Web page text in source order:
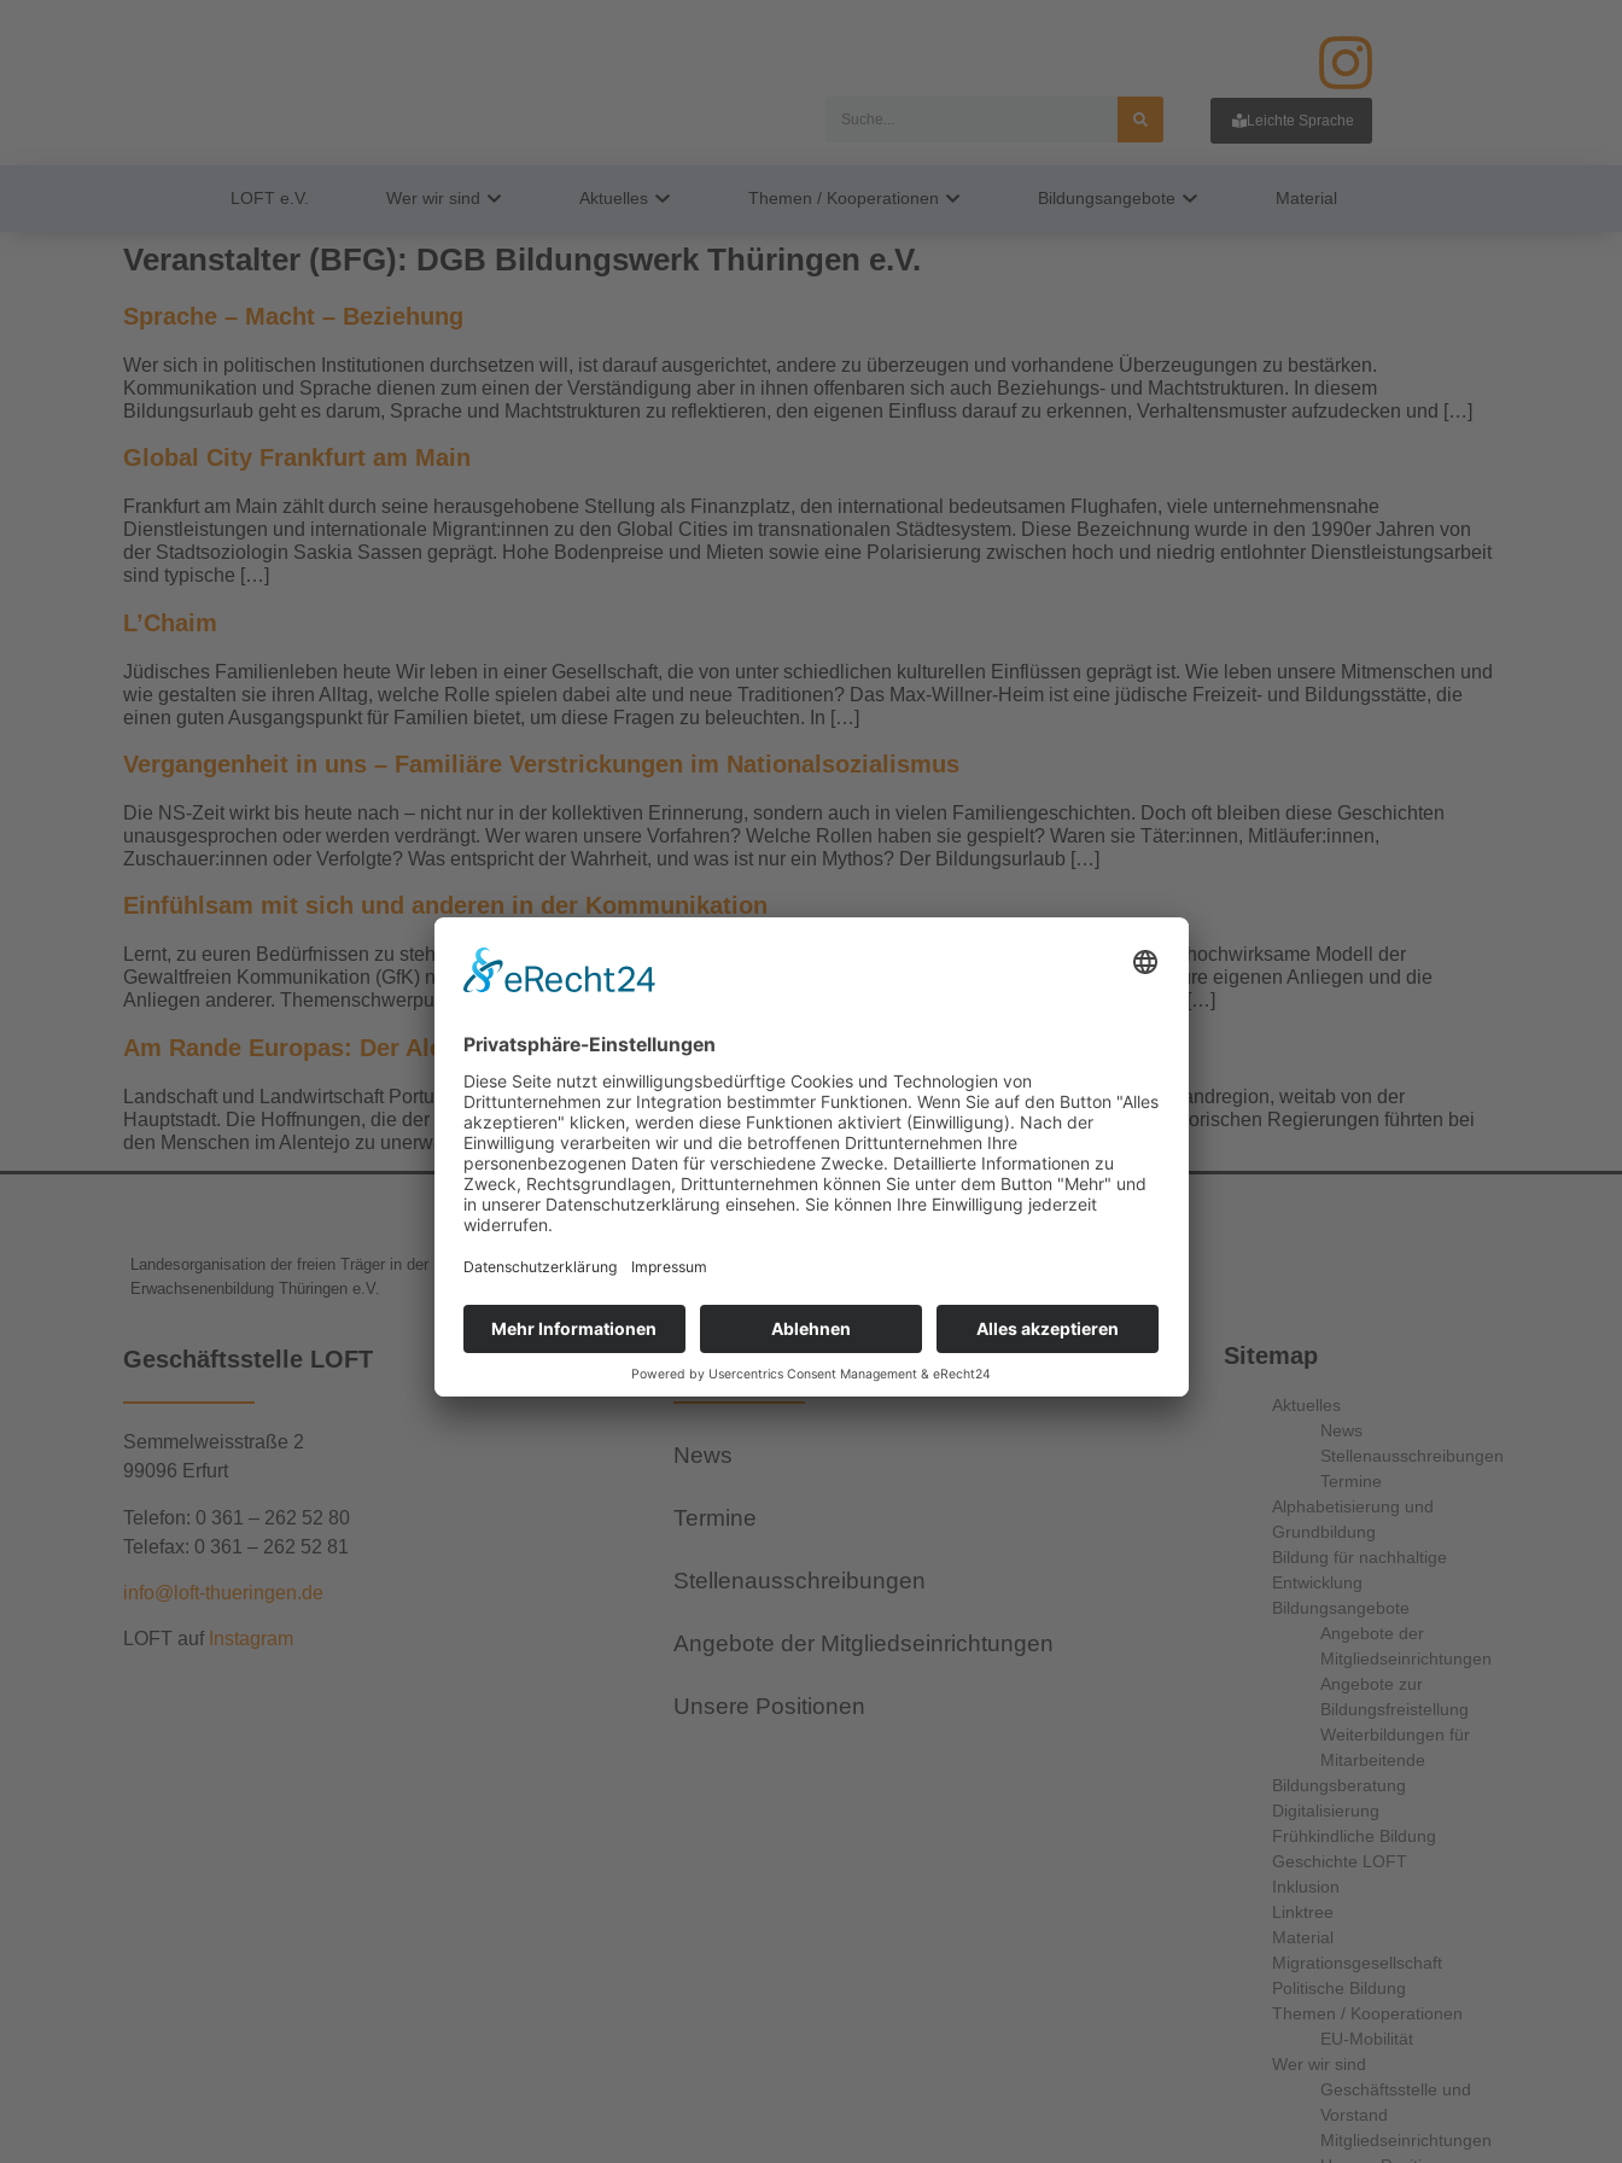
Leichte Sprache
LOFT e.V. Wer wir sind Aktuelles Themen / Kooperationen Bildungsangebote Material
Veranstalter (BFG): DGB Bildungswerk Thüringen e.V.
Sprache – Macht – Beziehung
Wer sich in politischen Institutionen durchsetzen will, ist darauf ausgerichtet, andere zu überzeugen und vorhandene Überzeugungen zu bestärken.
Kommunikation und Sprache dienen zum einen der Verständigung aber in ihnen offenbaren sich auch Beziehungs- und Machtstrukturen. In diesem
Bildungsurlaub geht es darum, Sprache und Machtstrukturen zu reflektieren, den eigenen Einfluss darauf zu erkennen, Verhaltensmuster aufzudecken und […]
Global City Frankfurt am Main
Frankfurt am Main zählt durch seine herausgehobene Stellung als Finanzplatz, den international bedeutsamen Flughafen, viele unternehmensnahe
Dienstleistungen und internationale Migrant:innen zu den Global Cities im transnationalen Städtesystem. Diese Bezeichnung wurde in den 1990er Jahren von
der Stadtsoziologin Saskia Sassen geprägt. Hohe Bodenpreise und Mieten sowie eine Polarisierung zwischen hoch und niedrig entlohnter Dienstleistungsarbeit
sind typische […]
L’Chaim
Jüdisches Familienleben heute Wir leben in einer Gesellschaft, die von unter schiedlichen kulturellen Einflüssen geprägt ist. Wie leben unsere Mitmenschen und
wie gestalten sie ihren Alltag, welche Rolle spielen dabei alte und neue Traditionen? Das Max-Willner-Heim ist eine jüdische Freizeit- und Bildungsstätte, die
einen guten Ausgangspunkt für Familien bietet, um diese Fragen zu beleuchten. In […]
Vergangenheit in uns – Familiäre Verstrickungen im Nationalsozialismus
Die NS-Zeit wirkt bis heute nach – nicht nur in der kollektiven Erinnerung, sondern auch in vielen Familiengeschichten. Doch oft bleiben diese Geschichten
unausgesprochen oder werden verdrängt. Wer waren unsere Vorfahren? Welche Rollen haben sie gespielt? Waren sie Täter:innen, Mitläufer:innen,
Zuschauer:innen oder Verfolgte? Was entspricht der Wahrheit, und was ist nur ein Mythos? Der Bildungsurlaub […]
Einfühlsam mit sich und anderen in der Kommunikation
Lernt, zu euren Bedürfnissen zu stehen. Und zwar so, dass andere euch darin verstehen können! Das einfache und zugleich hochwirksame Modell der
Gewaltfreien Kommunikation (GfK) nach Marshall B. Rosenberg unterstützt euch dabei. Im Mittelpunkt steht Empathie – für eure eigenen Anliegen und die
Anliegen anderer. Themenschwerpunkte — Klarheit im zwischenmenschlichen Umgang finden — Gelingende Beziehungen […]
Am Rande Europas: Der Alentejo
Landschaft und Landwirtschaft Portugal liegt weit am Rande Europas und die Region Alentejo ist innerhalb Portugals eine Randregion, weitab von der
Hauptstadt. Die Hoffnungen, die der Sturz der Diktatur im April 1974 befreite, und auch die zögerliche Politik der ersten provisorischen Regierungen führten bei
den Menschen im Alentejo zu unerwarteter Selbstermächtigung: Bis Ende 1975 hatten […]
Landesorganisation der freien Träger in der
Erwachsenenbildung Thüringen e.V.
Geschäftsstelle LOFT
Semmelweisstraße 2
99096 Erfurt
Telefon: 0 361 – 262 52 80
Telefax: 0 361 – 262 52 81
info@loft-thueringen.de
LOFT auf Instagram
Aktuelles
News
Termine
Stellenausschreibungen
Angebote der Mitgliedseinrichtungen
Unsere Positionen
Sitemap
Aktuelles
News
Stellenausschreibungen
Termine
Alphabetisierung und
Grundbildung
Bildung für nachhaltige
Entwicklung
Bildungsangebote
Angebote der
Mitgliedseinrichtungen
Angebote zur
Bildungsfreistellung
Weiterbildungen für
Mitarbeitende
Bildungsberatung
Digitalisierung
Frühkindliche Bildung
Geschichte LOFT
Inklusion
Linktree
Material
Migrationsgesellschaft
Politische Bildung
Themen / Kooperationen
EU-Mobilität
Wer wir sind
Geschäftsstelle und
Vorstand
Mitgliedseinrichtungen